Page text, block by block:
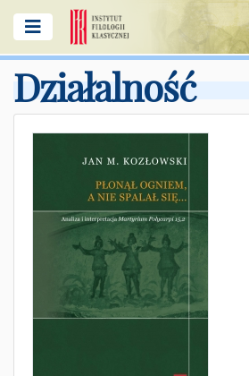
Działalność